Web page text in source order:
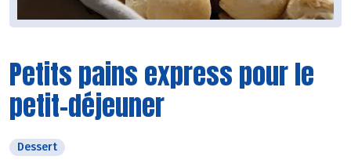
Petits pains express pour le
petit-déjeuner
Dessert